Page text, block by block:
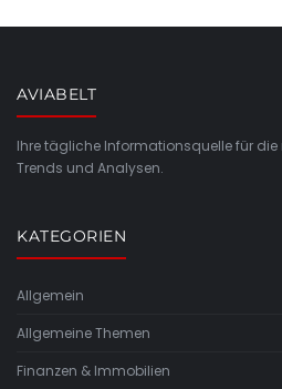
AVIABELT
Ihre tägliche Informationsquelle für die
Trends und Analysen.
KATEGORIEN
Allgemein
Allgemeine Themen
Finanzen & Immobilien